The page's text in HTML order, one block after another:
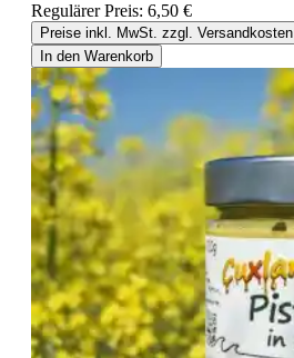
Regulärer Preis: 6,50 €
Preise inkl. MwSt. zzgl. Versandkosten
In den Warenkorb